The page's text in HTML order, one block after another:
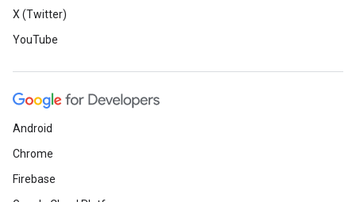
X (Twitter)
YouTube
Android
Chrome
Firebase